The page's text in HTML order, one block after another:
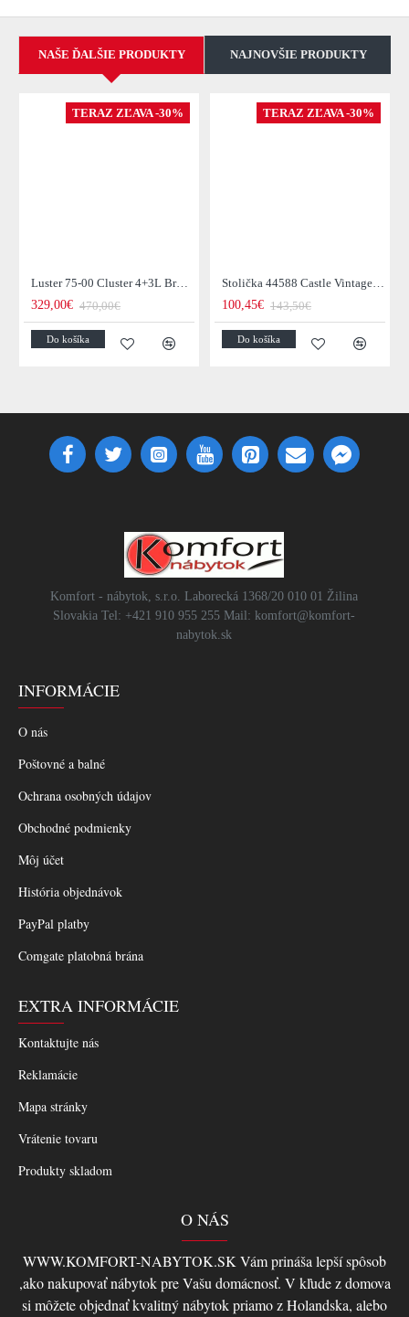
NAŠE ĎALŠIE PRODUKTY NAJNOVŠIE PRODUKTY
TERAZ ZĽAVA -30%
Luster 75-00 Cluster 4+3L Brown + Jantar Glass
329,00€ 470,00€
Do košíka
TERAZ ZĽAVA -30%
Stolička 44588 Castle Vintage Black
100,45€ 143,50€
Do košíka
Komfort - nábytok, s.r.o. Laborecká 1368/20 010 01 Žilina
Slovakia Tel: +421 910 955 255 Mail: komfort@komfort-
nabytok.sk
INFORMÁCIE
O nás
Poštovné a balné
Ochrana osobných údajov
Obchodné podmienky
Môj účet
História objednávok
PayPal platby
Comgate platobná brána
EXTRA INFORMÁCIE
Kontaktujte nás
Reklamácie
Mapa stránky
Vrátenie tovaru
Produkty skladom
O NÁS
WWW.KOMFORT-NABYTOK.SK Vám prináša lepší spôsob
,ako nakupovať nábytok pre Vašu domácnosť. V kľude z domova
si môžete objednať kvalitný nábytok priamo z Holandska, alebo